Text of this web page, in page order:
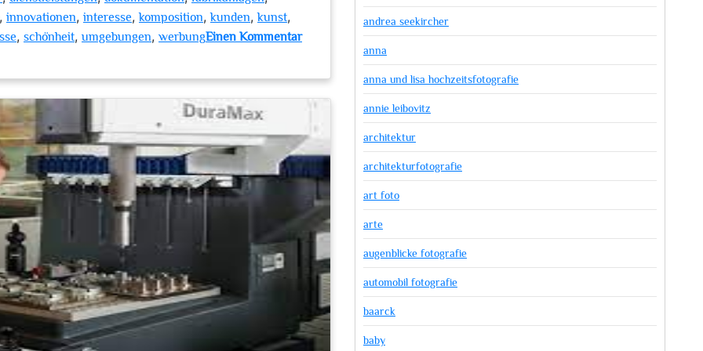
, innovationen, interesse,komposition,kunden,kunst,
, schönheit, umgebungen, werbungEinen Kommentar
andrea seekircher
anna
anna und lisa hochzeitsfotografie
annie leibovitz
architektur
architekturfotografie
art foto
arte
augenblicke fotografie
automobil fotografie
baarck
baby